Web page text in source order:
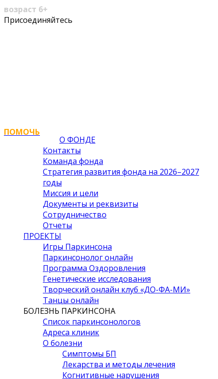
возраст 6+
Присоединяйтесь
ПОМОЧЬ
О ФОНДЕ
Контакты
Команда фонда
Стратегия развития фонда на 2026–2027
годы
Миссия и цели
Документы и реквизиты
Сотрудничество
Отчеты
ПРОЕКТЫ
Игры Паркинсона
Паркинсонолог онлайн
Программа Оздоровления
Генетические исследования
Творческий онлайн клуб «ДО-ФА-МИ»
Танцы онлайн
БОЛЕЗНЬ ПАРКИНСОНА
Список паркинсонологов
Адреса клиник
О болезни
Симптомы БП
Лекарства и методы лечения
Когнитивные нарушения